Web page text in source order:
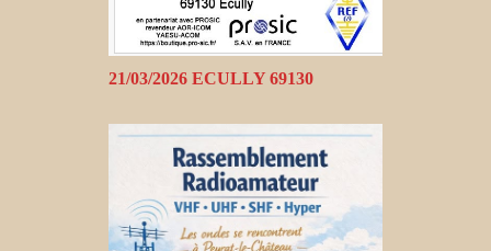
21/03/2026 ECULLY 69130